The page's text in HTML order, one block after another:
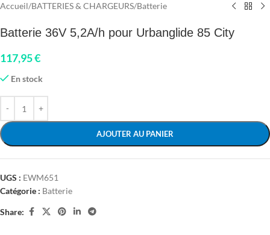
Accueil/BATTERIES & CHARGEURS/Batterie
Batterie 36V 5,2A/h pour Urbanglide 85 City
117,95€
En stock
AJOUTER AU PANIER
UGS : EWM651
Catégorie : Batterie
Share: